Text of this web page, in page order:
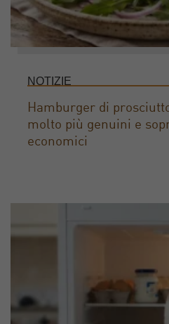
NOTIZIE
Hamburger di
molto più genuini e
economici